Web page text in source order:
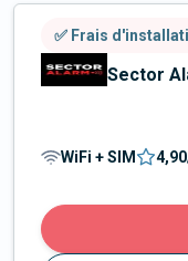
Sector
✅ Frais
WiFi + SIM 4,90